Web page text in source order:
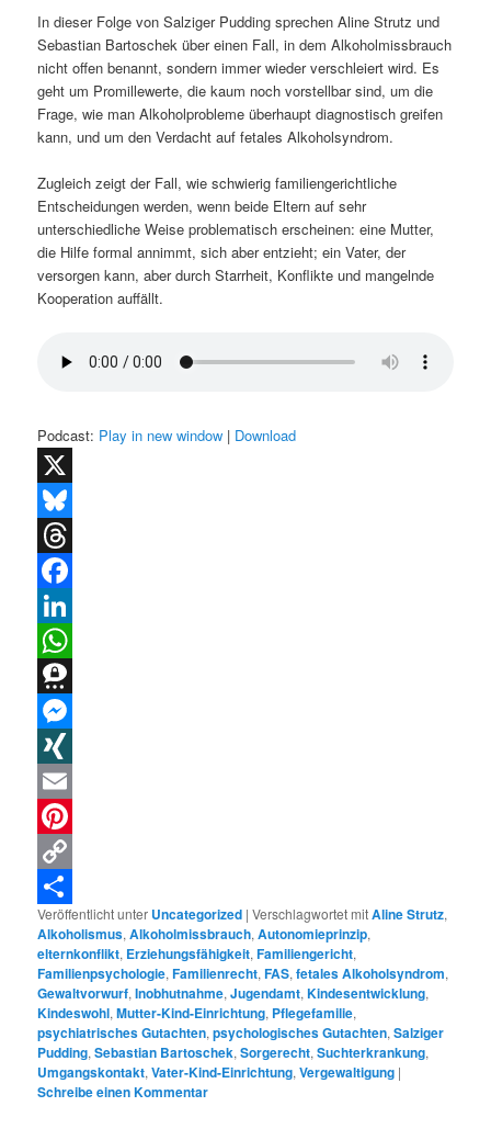
In dieser Folge von Salziger Pudding sprechen Aline Strutz und
Sebastian Bartoschek über einen Fall, in dem Alkoholmissbrauch
nicht offen benannt, sondern immer wieder verschleiert wird. Es
geht um Promillewerte, die kaum noch vorstellbar sind, um die
Frage, wie man Alkoholprobleme überhaupt diagnostisch greifen
kann, und um den Verdacht auf fetales Alkoholsyndrom.
Zugleich zeigt der Fall, wie schwierig familiengerichtliche
Entscheidungen werden, wenn beide Eltern auf sehr
unterschiedliche Weise problematisch erscheinen: eine Mutter,
die Hilfe formal annimmt, sich aber entzieht; ein Vater, der
versorgen kann, aber durch Starrheit, Konflikte und mangelnde
Kooperation auffällt.
Podcast: Play in new window | Download
X
Bluesky
Threads
Facebook
LinkedIn
WhatsApp
Threema
Messenger
XING
Email
Pinterest
Copy
Link
Teilen
Veröffentlicht unter Uncategorized |Verschlagwortet mitAline Strutz,
Alkoholismus,Alkoholmissbrauch,Autonomieprinzip,
elternkonflikt, Erziehungsfähigkeit,Familiengericht,
Familienpsychologie,Familienrecht,FAS,fetales Alkoholsyndrom,
Gewaltvorwurf,Inobhutnahme,Jugendamt,Kindesentwicklung,
Kindeswohl,Mutter-Kind-Einrichtung, Pflegefamilie,
psychiatrisches Gutachten,psychologisches Gutachten,Salziger
Pudding,Sebastian Bartoschek,Sorgerecht,Suchterkrankung,
Umgangskontakt,Vater-Kind-Einrichtung,Vergewaltigung |
Schreibe einen Kommentar